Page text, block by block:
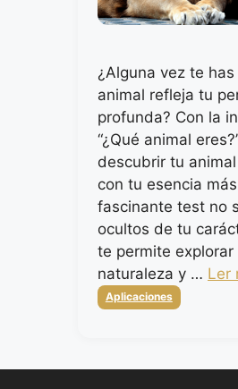
¿Alguna vez te
animal refleja tu
profunda? Con la
“¿Qué animal
descubrir tu
con tu esencia
fascinante test no
ocultos de tu
te permite
naturaleza y … Ler
Categorias
Aplicaciones